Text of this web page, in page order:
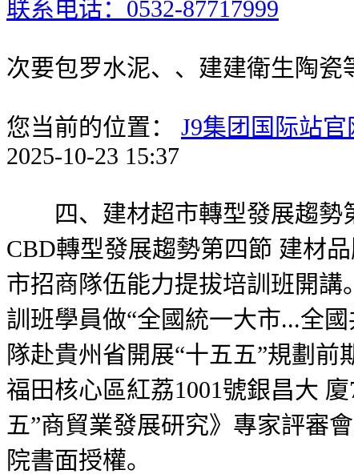
联系电话：0532-87717999
次要包罗水泥、、建建衛生陶瓷
您当前的位置： J9集团国际站官
2025-10-23 15:37
四、建材超市轉型發展趨勢
CBD轉型發展趨勢第四節 建材
市招商隊伍能力提拔培訓班開
訓班學員做“全國統一大市...全
隊赴貴州省開展“十五五”規劃
福田核心區紅荔1001號銀昌大
五”商貿業發展研究》專家評審
院書面授權。